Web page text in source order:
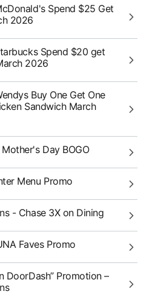
Spend $25 Get
2026
Spend $20 get
2026
Buy One Get One
Sandwich March
Day BOGO
Menu Promo
- Chase 3X on Dining
Faves Promo
DoorDash” Promotion –